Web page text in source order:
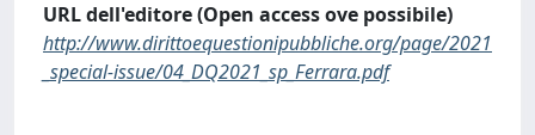
URL dell'editore (Open access ove possibile)
http://www.dirittoequestionipubbliche.org/page/2021
_special-issue/04_DQ2021_sp_Ferrara.pdf